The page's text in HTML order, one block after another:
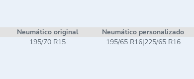
Neumático original Neumático personalizado
195/70 R15
195/65 R16|225/65 R16